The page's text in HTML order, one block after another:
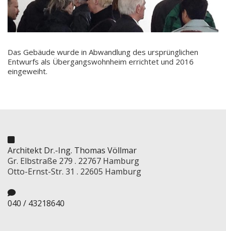
Das Gebäude wurde in Abwandlung des ursprünglichen
Entwurfs als Übergangswohnheim errichtet und 2016
eingeweiht.
Architekt Dr.-Ing. Thomas Völlmar
Gr. Elbstraße 279 . 22767 Hamburg
Otto-Ernst-Str. 31 . 22605 Hamburg
040 / 43218640